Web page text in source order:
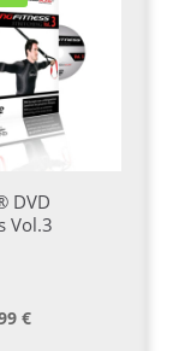
DVD
Vol.3
€Aktueller